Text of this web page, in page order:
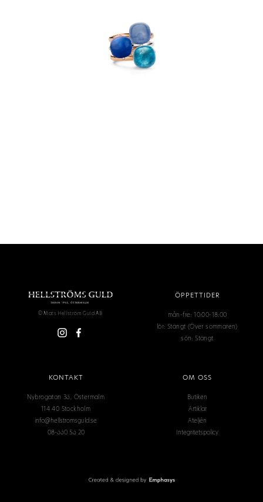
© Mats Hellström Guld AB
ÖPPETTIDER
mån-fre: 10:00-18:00
lör: Stängt (Över sommaren)
sön: Stängt
KONTAKT
Nybrogatan 36, Östermalm
114 40 Stockholm
info@hellstromsguld.se
08-660 56 20
OM OSS
Butiken
Artiklar
Ateljén
Integritetspolicy